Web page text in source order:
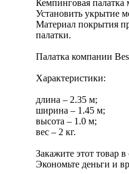
Кемпинговая палатка
Установить укрытие
Материал покрытия
палатки.
Палатка компании
Характеристики:
длина – 2.35 м;
ширина – 1.45 м;
высота – 1.0 м;
вес – 2 кг.
Закажите этот товар
Экономьте деньги и